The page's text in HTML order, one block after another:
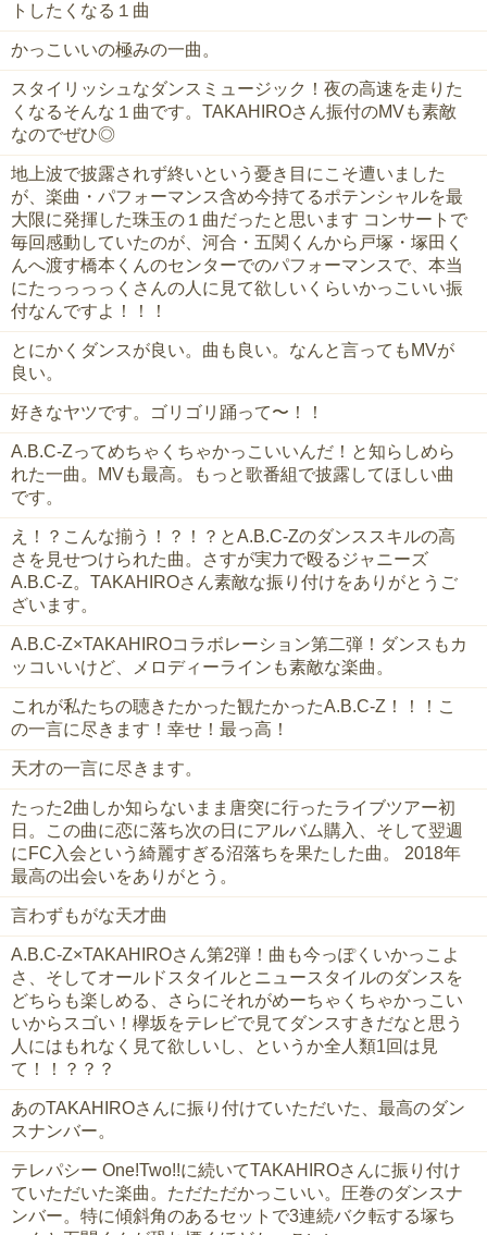
トしたくなる１曲
かっこいいの極みの一曲。
スタイリッシュなダンスミュージック！夜の高速を走りた
くなるそんな１曲です。TAKAHIROさん振付のMVも素敵
なのでぜひ◎
地上波で披露されず終いという憂き目にこそ遭いました
が、楽曲・パフォーマンス含め今持てるポテンシャルを最
大限に発揮した珠玉の１曲だったと思います コンサートで
毎回感動していたのが、河合・五関くんから戸塚・塚田く
んへ渡す橋本くんのセンターでのパフォーマンスで、本当
にたっっっっくさんの人に見て欲しいくらいかっこいい振
付なんですよ！！！
とにかくダンスが良い。曲も良い。なんと言ってもMVが
良い。
好きなヤツです。ゴリゴリ踊って〜！！
A.B.C-Zってめちゃくちゃかっこいいんだ！と知らしめら
れた一曲。MVも最高。もっと歌番組で披露してほしい曲
です。
え！？こんな揃う！？！？とA.B.C-Zのダンススキルの高
さを見せつけられた曲。さすが実力で殴るジャニーズ
A.B.C-Z。TAKAHIROさん素敵な振り付けをありがとうご
ざいます。
A.B.C-Z×TAKAHIROコラボレーション第二弾！ダンスもカ
ッコいいけど、メロディーラインも素敵な楽曲。
これが私たちの聴きたかった観たかったA.B.C-Z！！！こ
の一言に尽きます！幸せ！最っ高！
天才の一言に尽きます。
たった2曲しか知らないまま唐突に行ったライブツアー初
日。この曲に恋に落ち次の日にアルバム購入、そして翌週
にFC入会という綺麗すぎる沼落ちを果たした曲。 2018年
最高の出会いをありがとう。
言わずもがな天才曲
A.B.C-Z×TAKAHIROさん第2弾！曲も今っぽくいかっこよ
さ、そしてオールドスタイルとニュースタイルのダンスを
どちらも楽しめる、さらにそれがめーちゃくちゃかっこい
いからスゴい！欅坂をテレビで見てダンスすきだなと思う
人にはもれなく見て欲しいし、というか全人類1回は見
て！！？？？
あのTAKAHIROさんに振り付けていただいた、最高のダン
スナンバー。
テレパシー One!Two!!に続いてTAKAHIROさんに振り付け
ていただいた楽曲。ただただかっこいい。圧巻のダンスナ
ンバー。特に傾斜角のあるセットで3連続バク転する塚ち